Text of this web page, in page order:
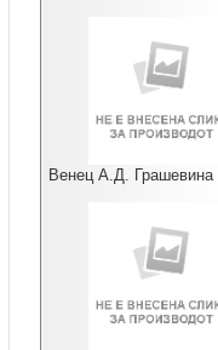
Венец А.Д. Грашевина